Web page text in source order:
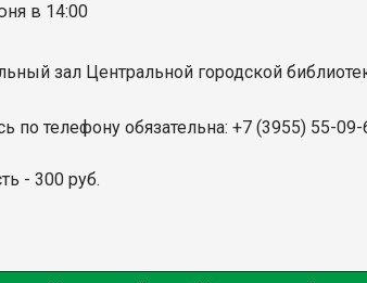
в 14:00
зал Центральной городской
по телефону обязательна: +7 (3955) 55-09-
- 300 руб.